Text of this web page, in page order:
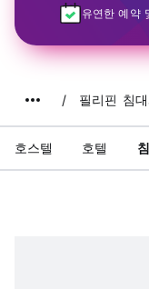
유연한 예약
필리핀 침
호스텔 호텔